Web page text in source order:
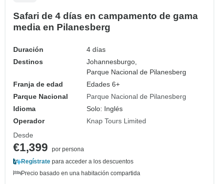
Safari de 4 días en campamento de gama
media en Pilanesberg
Duración
4 días
Destinos
Johannesburgo,
Parque Nacional de Pilanesberg
Franja de edad
Edades 6+
Parque Nacional
Parque Nacional de Pilanesberg
Idioma
Solo: Inglés
Operador
Knap Tours Limited
Desde
€1,399
por persona
Regístrate para acceder a los descuentos
Precio basado en una habitación compartida